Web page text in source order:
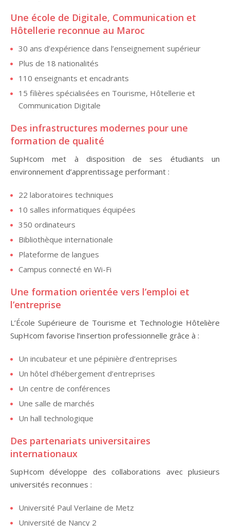
Une école de Digitale, Communication et
Hôtellerie reconnue au Maroc
30 ans d’expérience dans l’enseignement supérieur
Plus de 18 nationalités
110 enseignants et encadrants
15 filières spécialisées en Tourisme, Hôtellerie et
Communication Digitale
Des infrastructures modernes pour une
formation de qualité
SupHcom met à disposition de ses étudiants un
environnement d’apprentissage performant :
22 laboratoires techniques
10 salles informatiques équipées
350 ordinateurs
Bibliothèque internationale
Plateforme de langues
Campus connecté en Wi-Fi
Une formation orientée vers l’emploi et
l’entreprise
L’École Supérieure de Tourisme et Technologie Hôtelière
SupHcom favorise l’insertion professionnelle grâce à :
Un incubateur et une pépinière d’entreprises
Un hôtel d’hébergement d’entreprises
Un centre de conférences
Une salle de marchés
Un hall technologique
Des partenariats universitaires
internationaux
SupHcom développe des collaborations avec plusieurs
universités reconnues :
Université Paul Verlaine de Metz
Université de Nancy 2